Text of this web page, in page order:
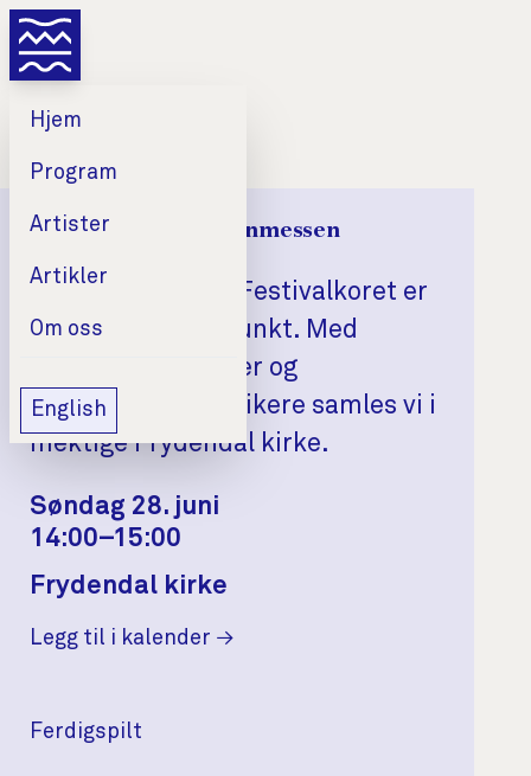
Hjem
Program
Artister
Artikler
Om oss
English
Festivalkoret: Nelsonmessen
Joseph Haydn og Festivalkoret er
årets kor-høydepunkt. Med
strålende amatører og
profesjonelle musikere samles vi i
mektige Frydendal kirke.
Dato
Søndag 28. juni
Tid
14:00–15:00
Sted
Frydendal kirke
Legg til i kalender
Ferdigspilt